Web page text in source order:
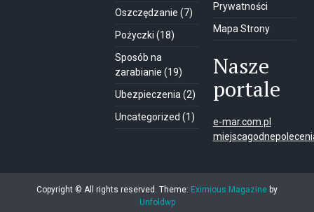
Oszczędzanie (7)
Pożyczki (18)
Sposób na
zarabianie (19)
Ubezpieczenia (2)
Uncategorized (1)
Prywatności
Mapa Strony
Nasze
portale
e-mar.com.pl
Copyright © All rights reserved. Theme: Eximious Magazine by
Unfoldwp